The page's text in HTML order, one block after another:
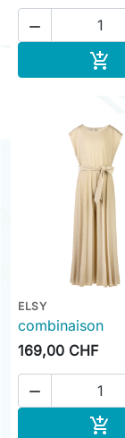


ELSY
combinaison
169,00 CHF

